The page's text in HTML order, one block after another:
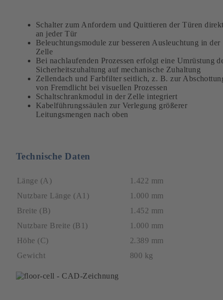
Schalter zum Anfordern und Quittieren der Türen
an jeder Tür
Beleuchtungsmodule zur besseren Ausleuchtung in der
Zelle
Bei nachlaufenden Prozessen erfolgt eine Umrüstung
Sicherheitszuhaltung auf mechanische Zuhaltung
Zellendach und Farbfilter seitlich, z. B. zur
von Fremdlicht bei visuellen Prozessen
Schaltschrankmodul in der Zelle integriert
Kabelführungssäulen zur Verlegung größerer
Leitungsmengen nach oben
Technische Daten
Länge (A)
1.422 mm
Nutzbare Länge (A1)
1.000 mm
Breite (B)
1.452 mm
Nutzbare Breite (B1)
1.000 mm
Höhe (C)
2.389 mm
Gewicht
800 kg